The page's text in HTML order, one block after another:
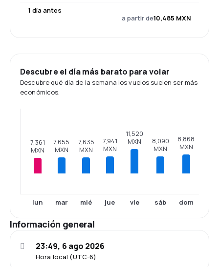
1 día antes
a partir de10,485 MXN
Descubre el día más barato para volar
Descubre qué día de la semana los vuelos suelen ser más
económicos.
7,361
MXN
lun
7,655
MXN
mar
7,635
MXN
mié
7,941
MXN
jue
11,520
MXN
vie
8,090
MXN
sáb
8,868
MXN
dom
Información general
Hora local (UTC-6)
23:49, 6 ago 2026